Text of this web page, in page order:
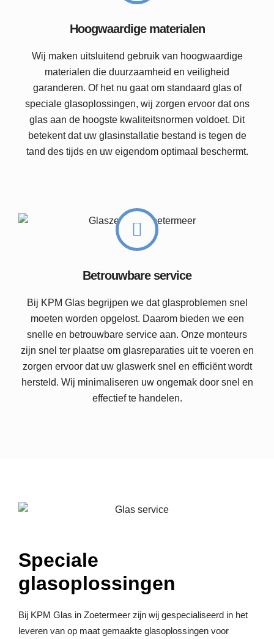
Hoogwaardige materialen
Wij maken uitsluitend gebruik van hoogwaardige
materialen die duurzaamheid en veiligheid
garanderen. Of het nu gaat om standaard glas of
speciale glasoplossingen, wij zorgen ervoor dat ons
glas aan de hoogste kwaliteitsnormen voldoet. Dit
betekent dat uw glasinstallatie bestand is tegen de
tand des tijds en uw eigendom optimaal beschermt.
Betrouwbare service
Bij KPM Glas begrijpen we dat glasproblemen snel
moeten worden opgelost. Daarom bieden we een
snelle en betrouwbare service aan. Onze monteurs
zijn snel ter plaatse om glasreparaties uit te voeren en
zorgen ervoor dat uw glaswerk snel en efficiënt wordt
hersteld. Wij minimaliseren uw ongemak door snel en
effectief te handelen.
Speciale
glasoplossingen
Bij KPM Glas in Zoetermeer zijn wij gespecialiseerd in het
leveren van op maat gemaakte glasoplossingen voor